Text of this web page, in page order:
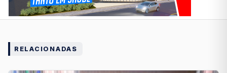
RELACIONADAS